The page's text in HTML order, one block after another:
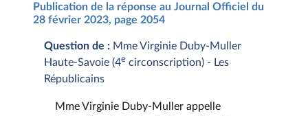
Publication de la réponse au Journal Officiel du
28 février 2023, page 2054
Question de : Mme Virginie Duby-Muller
Haute-Savoie (4e circonscription) - Les
Républicains
Mme Virginie Duby-Muller appelle